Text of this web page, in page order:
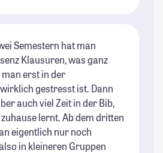
Semestern hat man
Klausuren, was ganz
erst in der
gestresst ist. Dann
auch viel Zeit in der Bib,
lernt. Ab dem dritten
eigentlich nur noch
in kleineren Gruppen